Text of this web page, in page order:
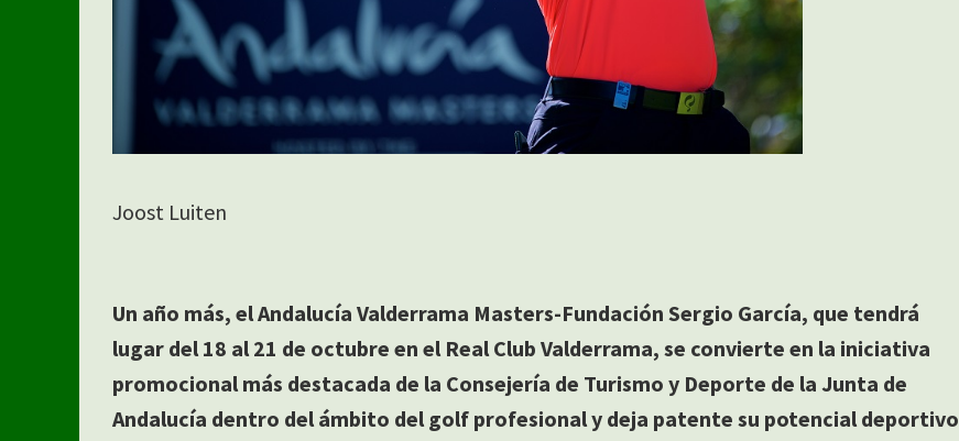
Joost Luiten
Un año más, el Andalucía Valderrama Masters-Fundación Sergio García, que tendrá
lugar del 18 al 21 de octubre en el Real Club Valderrama, se convierte en la iniciativa
promocional más destacada de la Consejería de Turismo y Deporte de la Junta de
Andalucía dentro del ámbito del golf profesional y deja patente su potencial deportivo